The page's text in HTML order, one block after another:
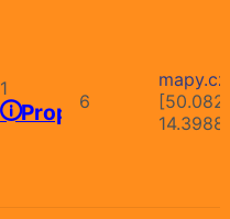
1
Propozice
6